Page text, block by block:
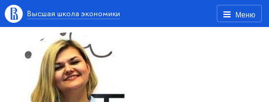
Меню
Высшая школа экономики